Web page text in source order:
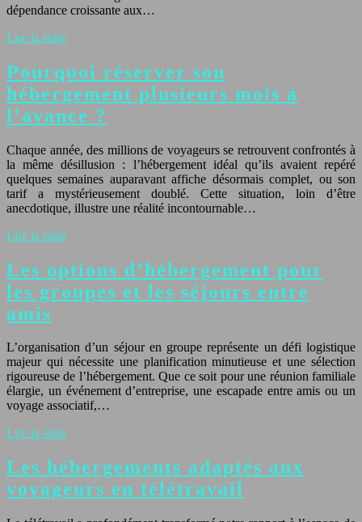
dépendance croissante aux…
Lire la suite
Pourquoi réserver son
hébergement plusieurs mois à
l’avance ?
Chaque année, des millions de voyageurs se retrouvent confrontés à
la même désillusion : l’hébergement idéal qu’ils avaient repéré
quelques semaines auparavant affiche désormais complet, ou son
tarif a mystérieusement doublé. Cette situation, loin d’être
anecdotique, illustre une réalité incontournable…
Lire la suite
Les options d’hébergement pour
les groupes et les séjours entre
amis
L’organisation d’un séjour en groupe représente un défi logistique
majeur qui nécessite une planification minutieuse et une sélection
rigoureuse de l’hébergement. Que ce soit pour une réunion familiale
élargie, un événement d’entreprise, une escapade entre amis ou un
voyage associatif,…
Lire la suite
Les hébergements adaptés aux
voyageurs en télétravail